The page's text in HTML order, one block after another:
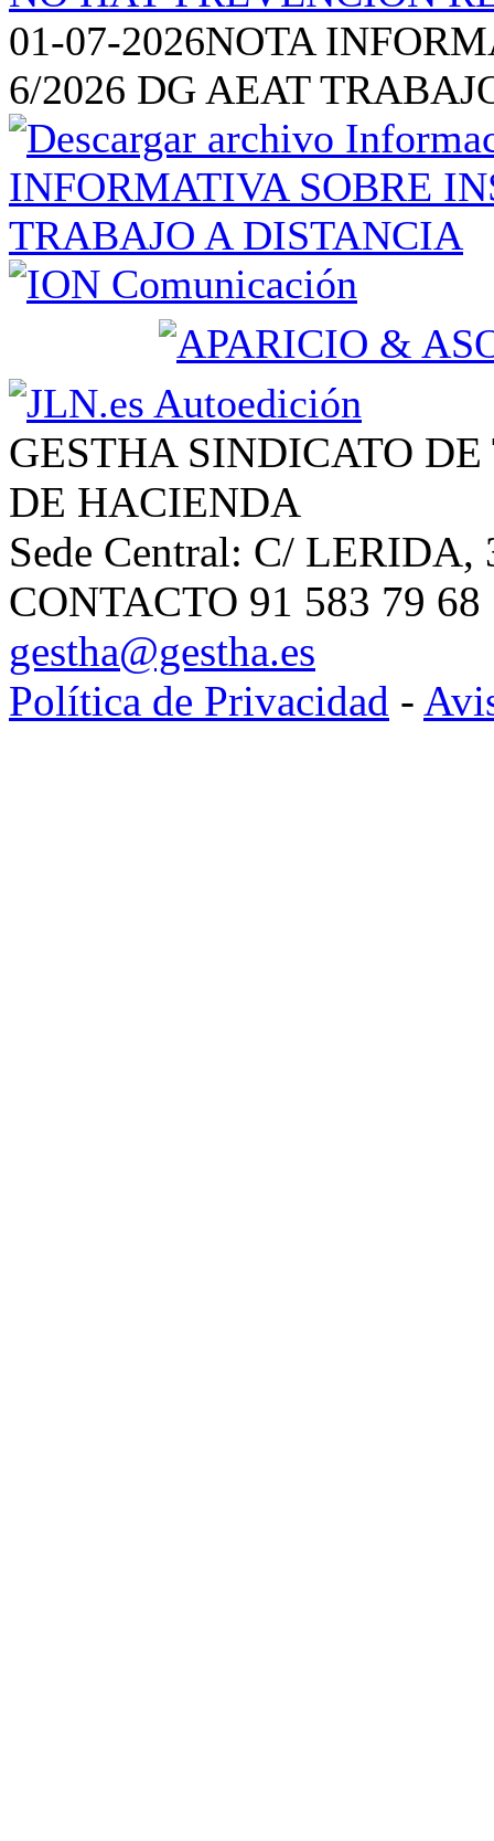
01-07-2026NOTA
6/2026 DG AEAT
GESTHA SINDICATO
DE HACIENDA
Sede Central: C/
CONTACTO 91 583 79
gestha@gestha.es
Política de Privacidad -